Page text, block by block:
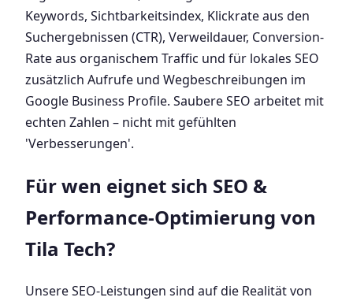
Keywords, Sichtbarkeitsindex, Klickrate aus den
Suchergebnissen (CTR), Verweildauer, Conversion-
Rate aus organischem Traffic und für lokales SEO
zusätzlich Aufrufe und Wegbeschreibungen im
Google Business Profile. Saubere SEO arbeitet mit
echten Zahlen – nicht mit gefühlten
'Verbesserungen'.
Für wen eignet sich SEO &
Performance-Optimierung von
Tila Tech?
Unsere SEO-Leistungen sind auf die Realität von